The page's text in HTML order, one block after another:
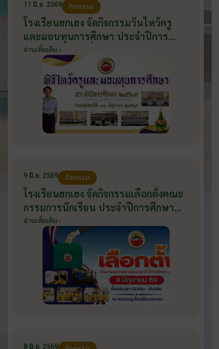
11 มิ.ย. 2569 กิจกรรม
โรงเรียนฮกเฮง จัดกิจกรรมวันไหว้ครู
และมอบทุนการศึกษา ประจำปีการ
ศึกษา 2569 วันที่ 11 มิถุนายน 2569
อ่านเพิ่มเติม ›
9 มิ.ย. 2569 กิจกรรม
โรงเรียนฮกเฮง จัดกิจกรรมเลือกตั้งคณะ
กรรมการนักเรียน ประจำปีการศึกษา
2569 ส่งเสริมประชาธิปไตยในโรงเรียน
วันที่ 9 มิถุนายน 2569
อ่านเพิ่มเติม ›
8 มิ.ย. 2569